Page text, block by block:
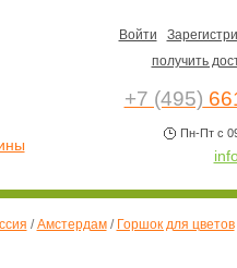
/Амстердам/ Горшок для цветов
Войти
получить
+7 (495)
Пн-Пт с